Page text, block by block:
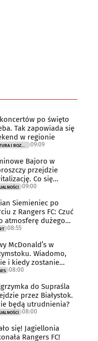
po święto
Tak zapowiada się
w regionie
09:09
Bajoro w
przejdzie
Co się
09:00
Siemieniec po
z Rangers FC: Czuć
atmosferę dużego
08:55
McDonald’s w
Wiadomo,
i kiedy zostanie
08:00
do Supraśla
przez Białystok.
będą utrudnienia?
08:00
się! Jagiellonia
Rangers FC!